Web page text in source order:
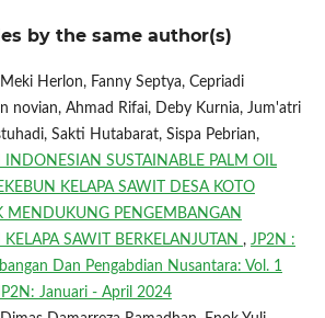
by the same author(s)
Herlon, Fanny Septya, Cepriadi
novian, Ahmad Rifai, Deby Kurnia, Jum'atri
Sakti Hutabarat, Sispa Pebrian,
INDONESIAN SUSTAINABLE PALM OIL
KELAPA SAWIT DESA KOTO
MENDUKUNG PENGEMBANGAN
KELAPA SAWIT BERKELANJUTAN , JP2N :
Dan Pengabdian Nusantara: Vol. 1
Januari - April 2024